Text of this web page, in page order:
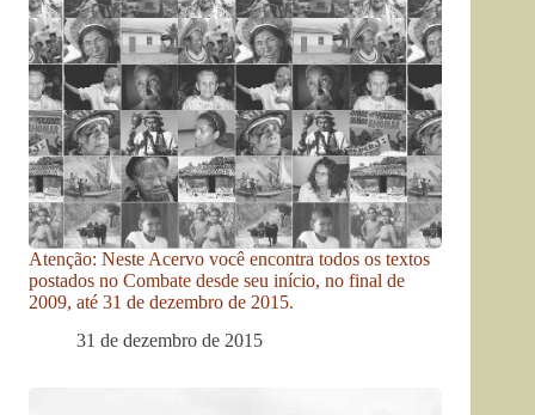
Atenção: Neste Acervo você encontra todos os textos
postados no Combate desde seu início, no final de
2009, até 31 de dezembro de 2015.
31 de dezembro de 2015